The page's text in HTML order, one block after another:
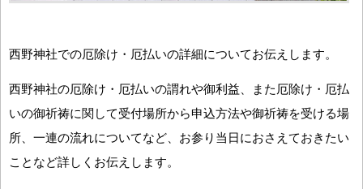
西野神社での厄除け・厄払いの詳細についてお伝えします。
西野神社の厄除け・厄払いの謂れや御利益、また厄除け・厄払
いの御祈祷に関して受付場所から申込方法や御祈祷を受ける場
所、一連の流れについてなど、お参り当日におさえておきたい
ことなど詳しくお伝えします。